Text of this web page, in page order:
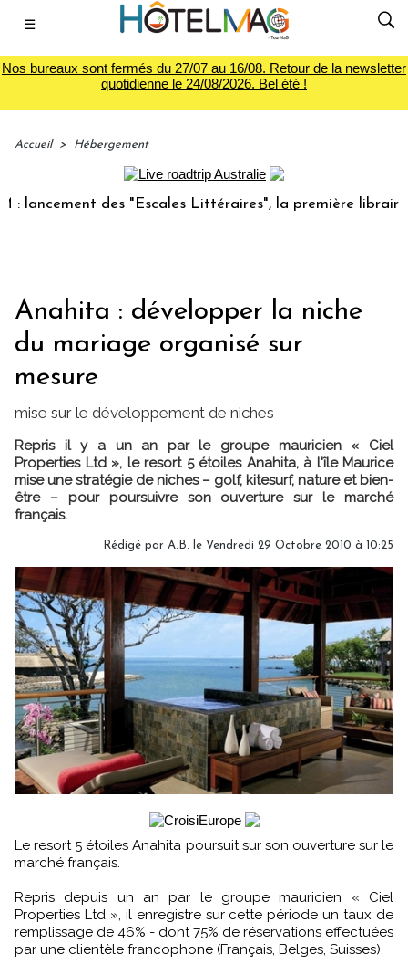
☰
Nos bureaux sont fermés du 27/07 au 16/08. Retour de la newsletter
quotidienne le 24/08/2026. Bel été !
Accueil > Hébergement
des "Escales Littéraires", la première librairie du
Anahita : développer la niche
du mariage organisé sur
mesure
mise sur le développement de niches
Repris il y a un an par le groupe mauricien « Ciel
Properties Ltd », le resort 5 étoiles Anahita, à l'île Maurice
mise une stratégie de niches – golf, kitesurf, nature et bien-
être – pour poursuivre son ouverture sur le marché
français.
Rédigé par A.B. le Vendredi 29 Octobre 2010 à 10:25
Le resort 5 étoiles Anahita poursuit sur son ouverture sur le
marché français.
Repris depuis un an par le groupe mauricien « Ciel
Properties Ltd », il enregistre sur cette période un taux de
remplissage de 46% - dont 75% de réservations effectuées
par une clientèle francophone (Français, Belges, Suisses).